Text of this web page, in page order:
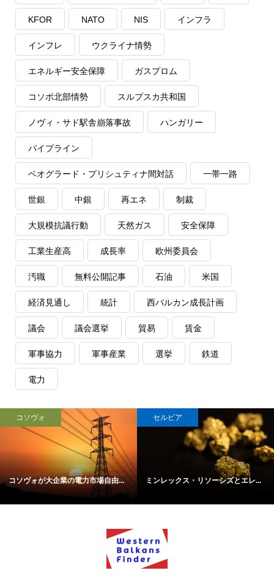
KFOR NATO NIS インフラ
インフレ ウクライナ情勢
エネルギー安全保障 ガスプロム
コソボ北部情勢 スルプスカ共和国
ノヴィ・サド駅舎崩落事故 ハンガリー
パイプライン
ベオグラード・プリシュティナ間対話 一帯一路
世銀 中銀 再エネ 制裁
大規模抗議行動 天然ガス 安全保障
工業生産高 成長率 欧州委員会
汚職 無料公開記事 石油 米国
経済見通し 統計 西バルカン成長計画
議会 議会選挙 貿易 賃金
軍事協力 軍事産業 選挙 鉄道
電力
コソヴォ
コソヴォが大企業の電力市場自由...
セルビア
ミンレックス・リソーシズとエレ...